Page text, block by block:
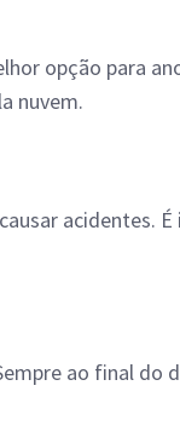
opção para
nuvem.
acidentes.
ao final do